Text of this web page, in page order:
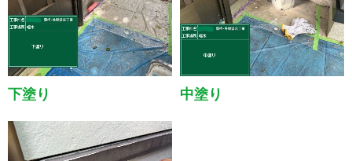
下塗り 中塗り